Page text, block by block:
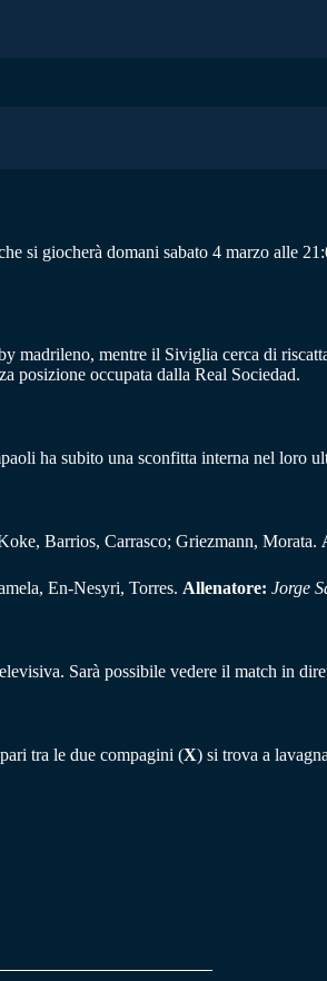
si giocherà domani sabato 4 marzo alle
madrileno, mentre il Siviglia cerca di
posizione occupata dalla Real Sociedad.
ha subito una sconfitta interna nel loro
Barrios, Carrasco; Griezmann, Morata.
En-Nesyri, Torres. Allenatore: Jorge
Sarà possibile vedere il match in
tra le due compagini (X) si trova a